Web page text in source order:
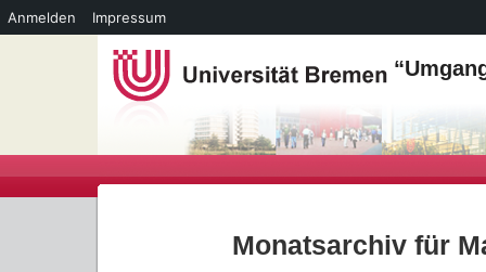
Monatsarchiv für
Anmelden Impressum